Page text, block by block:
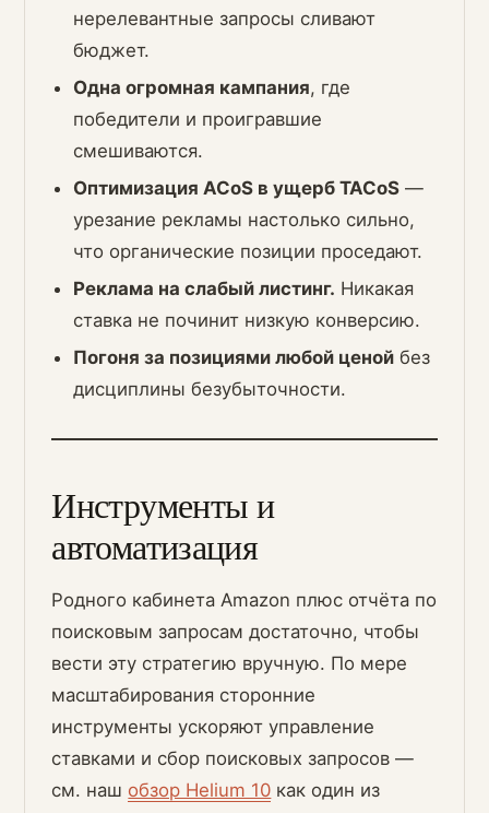
нерелевантные запросы сливают
бюджет.
Одна огромная кампания, где
победители и проигравшие
смешиваются.
Оптимизация ACoS в ущерб TACoS —
урезание рекламы настолько сильно,
что органические позиции проседают.
Реклама на слабый листинг. Никакая
ставка не починит низкую конверсию.
Погоня за позициями любой ценой без
дисциплины безубыточности.
Инструменты и
автоматизация
Родного кабинета Amazon плюс отчёта по
поисковым запросам достаточно, чтобы
вести эту стратегию вручную. По мере
масштабирования сторонние
инструменты ускоряют управление
ставками и сбор поисковых запросов —
см. наш обзор Helium 10 как один из